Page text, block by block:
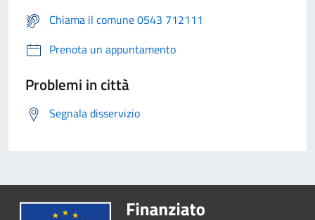
Chiama il comune 0543 712111
Prenota un appuntamento
Problemi in città
Segnala disservizio